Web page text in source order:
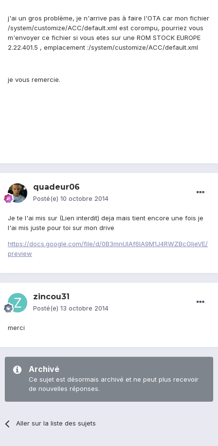
j'ai un gros problème, je n'arrive pas à faire l'OTA car mon fichier
/system/customize/ACC/default.xml est corompu, pourriez vous
m'envoyer ce fichier si vous etes sur une ROM STOCK EUROPE
2.22.401.5 , emplacement :/system/customize/ACC/default.xml
je vous remercie.
quadeur06
Posté(e) 10 octobre 2014
Je te l'ai mis sur (Lien interdit) deja mais tient encore une fois je
l'ai mis juste pour toi sur mon drive
https://docs.google.com/file/d/0B3mnUlAf6lA9M1J4RWZBcGljeVE/
preview
zincou31
Posté(e) 13 octobre 2014
merci
Archivé
Ce sujet est désormais archivé et ne peut plus recevoir
de nouvelles réponses.
Aller sur la liste des sujets